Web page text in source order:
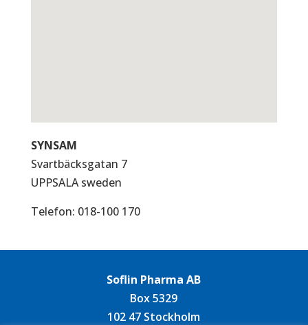
SYNSAM
Svartbäcksgatan 7
UPPSALAsweden
Telefon: 018-100 170
Soflin Pharma AB
Box 5329
102 47 Stockholm